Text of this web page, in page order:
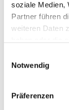
soziale Medien,
Partner führen
weiteren Daten
Notwendig
Präferenzen